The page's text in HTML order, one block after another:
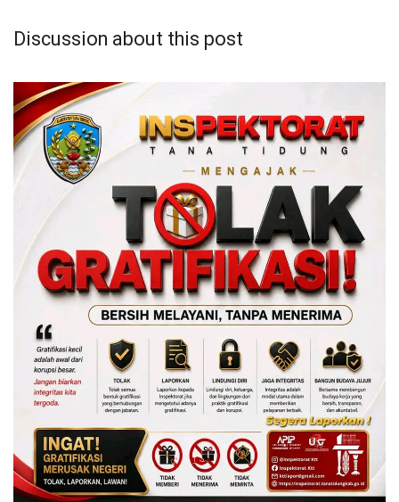
Discussion about this post